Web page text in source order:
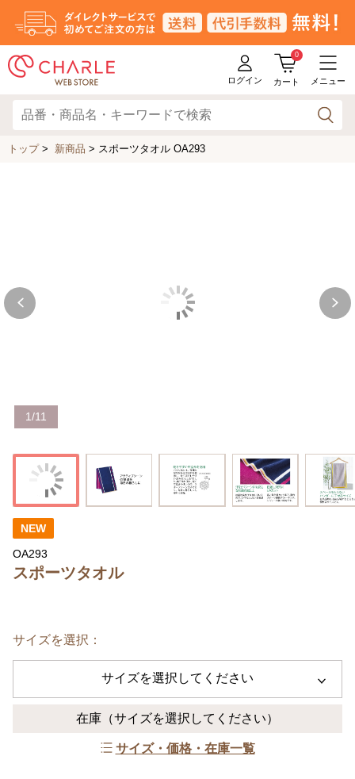
ログイン
0
カート メニュー
トップ> 新商品 > スポーツタオル OA293
1/11
NEW
OA293
スポーツタオル
サイズを選択：
サイズを選択してください
在庫 （サイズを選択してください）
サイズ・価格・在庫一覧